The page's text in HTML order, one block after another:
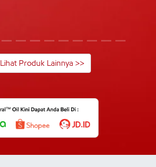
Lihat Produk Lainnya >>